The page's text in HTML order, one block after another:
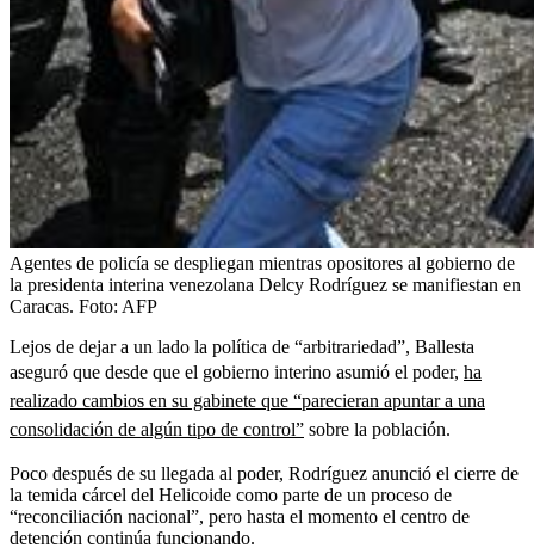
Agentes de policía se despliegan mientras opositores al gobierno de
la presidenta interina venezolana Delcy Rodríguez se manifiestan en
Caracas. Foto: AFP
Lejos de dejar a un lado la política de “arbitrariedad”, Ballesta
aseguró que desde que el gobierno interino asumió el poder, ha
realizado cambios en su gabinete que “parecieran apuntar a una
consolidación de algún tipo de control” sobre la población.
Poco después de su llegada al poder, Rodríguez anunció el cierre de
la temida cárcel del Helicoide como parte de un proceso de
“reconciliación nacional”, pero hasta el momento el centro de
detención continúa funcionando.